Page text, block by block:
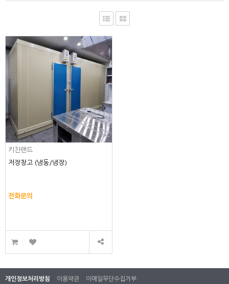
키친랜드
저장창고 (냉동/냉장)
전화문의
개인정보처리방침 이용약관 이메일무단수집거부